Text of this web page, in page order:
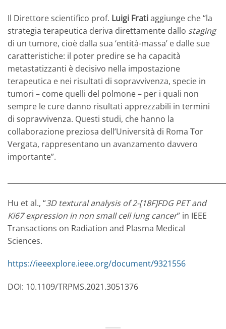
Il Direttore scientifico prof. Luigi Fratiaggiunge che “la
strategia terapeutica deriva direttamente dallo staging
di un tumore, cioè dalla sua ‘entità-massa’ e dalle sue
caratteristiche: il poter predire se ha capacità
metastatizzanti è decisivo nella impostazione
terapeutica e nei risultati di sopravvivenza, specie in
tumori – come quelli del polmone – per i quali non
sempre le cure danno risultati apprezzabili in termini
di sopravvivenza. Questi studi, che hanno la
collaborazione preziosa dell’Università di Roma Tor
Vergata, rappresentano un avanzamento davvero
importante”.
Hu et al., “3D textural analysis of 2-[18F]FDG PET and
Ki67 expression in non small cell lung cancer” in IEEE
Transactions on Radiation and Plasma Medical
Sciences.
https://ieeexplore.ieee.org/document/9321556
DOI: 10.1109/TRPMS.2021.3051376